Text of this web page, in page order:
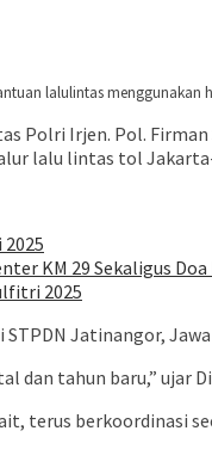
lalulintas menggunakan
Polri Irjen. Pol.
lalu lintas tol
KM 29 Sekaligus
2025
Jatinangor,
tahun baru,” ujar
terus berkoordinasi